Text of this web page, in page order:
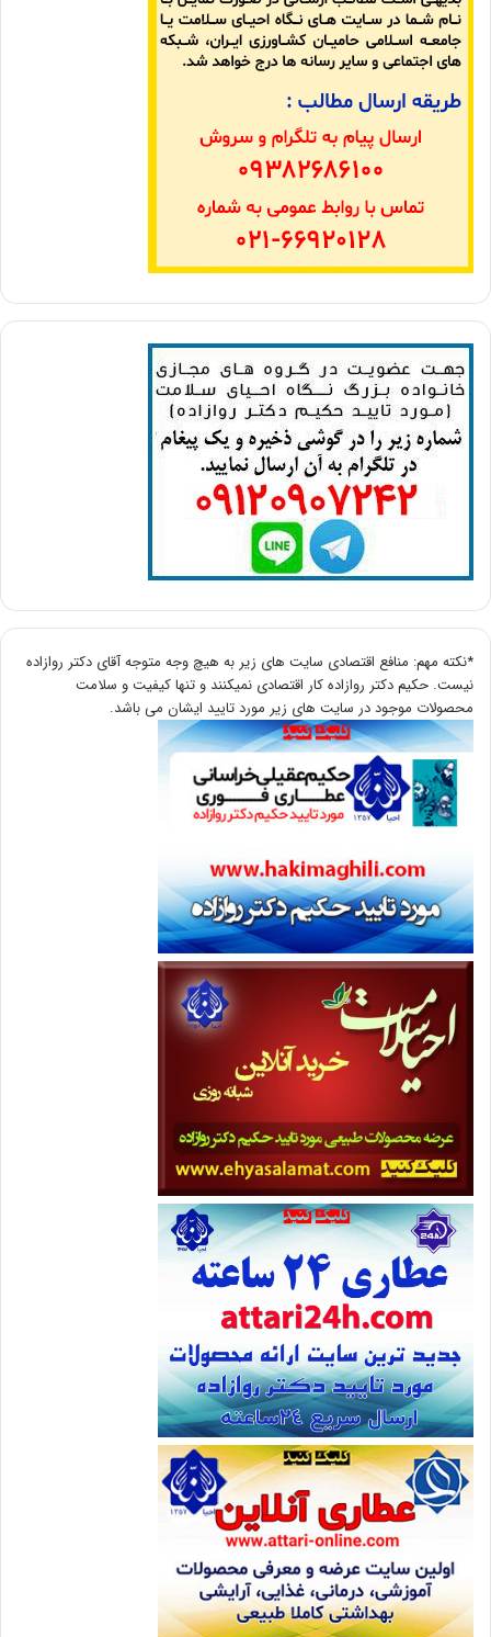
*نکته مهم: منافع اقتصادی سایت های زیر به هیچ وجه متوجه آقای دکتر روازاده
نیست. حکیم دکتر روازاده کار اقتصادی نمیکنند و تنها کیفیت و سلامت
محصولات موجود در سایت های زیر مورد تایید ایشان می باشد.